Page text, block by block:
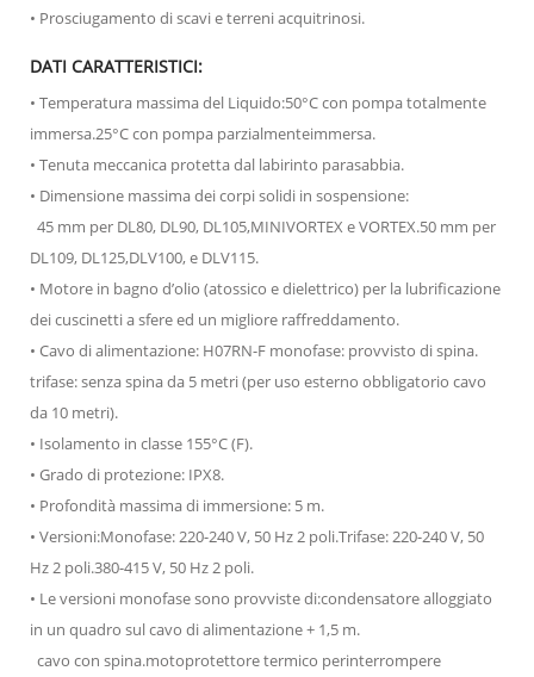
• Prosciugamento di scavi e terreni acquitrinosi.
DATI CARATTERISTICI:
• Temperatura massima del Liquido:50°C con pompa totalmente
immersa.25°C con pompa parzialmenteimmersa.
• Tenuta meccanica protetta dal labirinto parasabbia.
• Dimensione massima dei corpi solidi in sospensione:
45 mm per DL80, DL90, DL105,MINIVORTEX e VORTEX.50 mm per
DL109, DL125,DLV100, e DLV115.
• Motore in bagno d’olio (atossico e dielettrico) per la lubrificazione
dei cuscinetti a sfere ed un migliore raffreddamento.
• Cavo di alimentazione: H07RN-F monofase: provvisto di spina.
trifase: senza spina da 5 metri (per uso esterno obbligatorio cavo
da 10 metri).
• Isolamento in classe 155°C (F).
• Grado di protezione: IPX8.
• Profondità massima di immersione: 5 m.
• Versioni:Monofase: 220-240 V, 50 Hz 2 poli.Trifase: 220-240 V, 50
Hz 2 poli.380-415 V, 50 Hz 2 poli.
• Le versioni monofase sono provviste di:condensatore alloggiato
in un quadro sul cavo di alimentazione + 1,5 m.
cavo con spina.motoprotettore termico perinterrompere